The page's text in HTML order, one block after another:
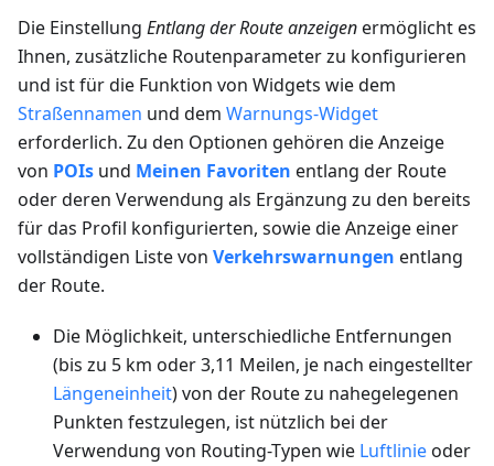
Die Einstellung Entlang der Route anzeigenermöglicht es
Ihnen, zusätzliche Routenparameter zu konfigurieren
und ist für die Funktion von Widgets wie dem
Straßennamen und dem Warnungs-Widget
erforderlich. Zu den Optionen gehören die Anzeige
von POIs und Meinen Favoriten entlang der Route
oder deren Verwendung als Ergänzung zu den bereits
für das Profil konfigurierten, sowie die Anzeige einer
vollständigen Liste von Verkehrswarnungen entlang
der Route.
Die Möglichkeit, unterschiedliche Entfernungen
(bis zu 5 km oder 3,11 Meilen, je nach eingestellter
Längeneinheit) von der Route zu nahegelegenen
Punkten festzulegen, ist nützlich bei der
Verwendung von Routing-Typen wie Luftlinieoder